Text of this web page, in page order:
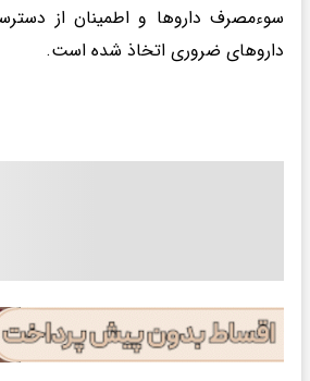
سوءمصرف داروها و اطمینان از
داروهای ضروری اتخاذ شده است.